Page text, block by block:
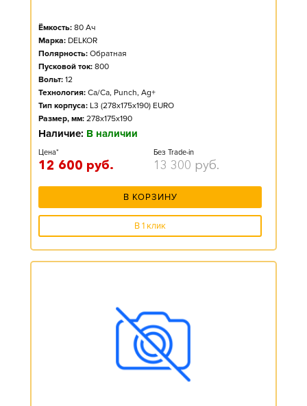
Ёмкость: 80 Ач
Марка: DELKOR
Полярность: Обратная
Пусковой ток: 800
Вольт: 12
Технология: Ca/Ca, Punch, Ag+
Тип корпуса: L3 (278x175x190) EURO
Размер, мм: 278x175x190
Наличие: В наличии
Цена*
12 600 руб.
Без Trade-in
13 300 руб.
В КОРЗИНУ
В 1 клик